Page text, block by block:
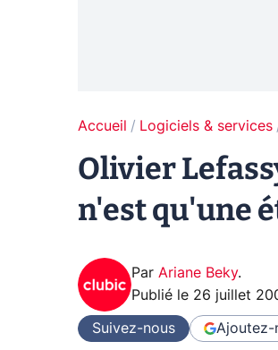
Accueil Logiciels & services
Olivier
n'est qu'une
Par Ariane Beky.
Publié le 26 juillet
Suivez-nous Ajoutez-